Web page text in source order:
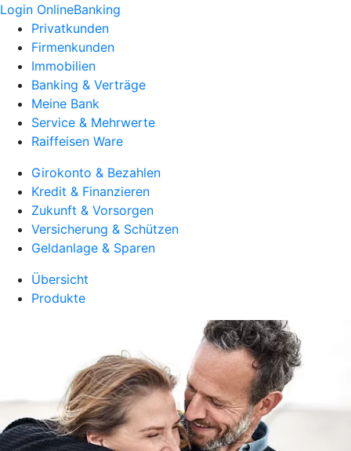
Login OnlineBanking
Privatkunden
Firmenkunden
Immobilien
Banking & Verträge
Meine Bank
Service & Mehrwerte
Raiffeisen Ware
Girokonto & Bezahlen
Kredit & Finanzieren
Zukunft & Vorsorgen
Versicherung & Schützen
Geldanlage & Sparen
Übersicht
Produkte